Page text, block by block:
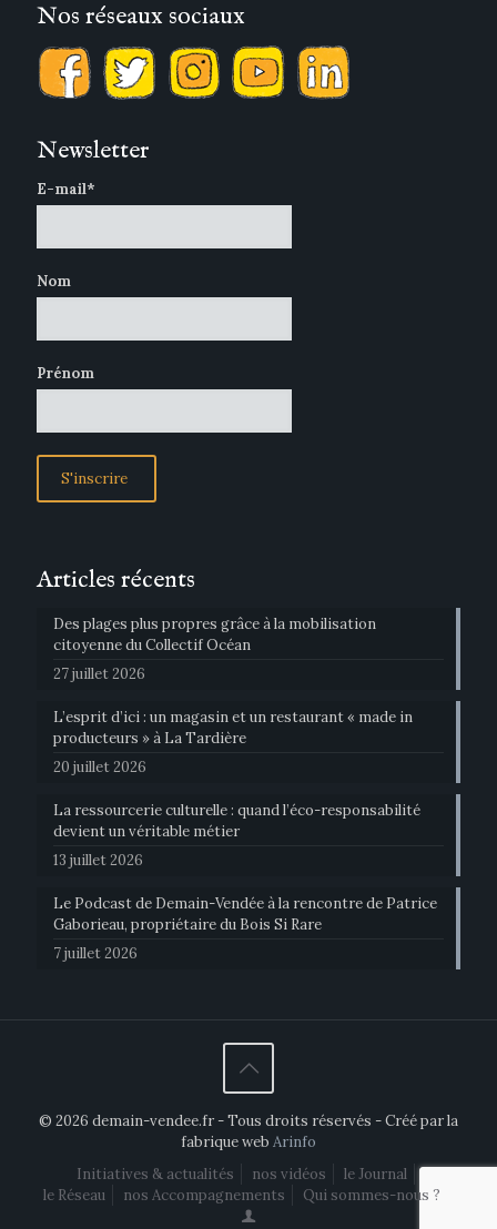
Nos réseaux sociaux
Newsletter
E-mail*
Nom
Prénom
Articles récents
Des plages plus propres grâce à la mobilisation
citoyenne du Collectif Océan
27 juillet 2026
L’esprit d’ici : un magasin et un restaurant « made in
producteurs » à La Tardière
20 juillet 2026
La ressourcerie culturelle : quand l’éco-responsabilité
devient un véritable métier
13 juillet 2026
Le Podcast de Demain-Vendée à la rencontre de Patrice
Gaborieau, propriétaire du Bois Si Rare
7 juillet 2026
© 2026 demain-vendee.fr - Tous droits réservés - Créé par la
fabrique web Arinfo
Initiatives & actualités
nos vidéos
le Journal
le Réseau
nos Accompagnements Qui sommes-nous ?